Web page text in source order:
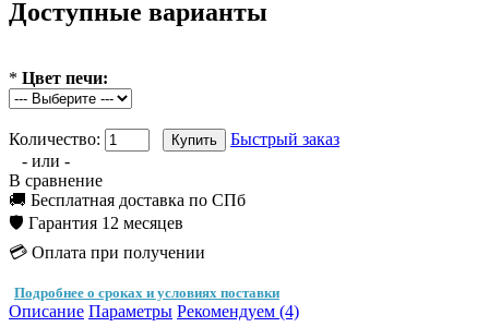
Доступные варианты
* Цвет печи:
Количество:
Быстрый заказ
- или -
В сравнение
🚚 Бесплатная доставка по СПб
🛡️ Гарантия 12 месяцев
💳 Оплата при получении
Подробнее о сроках и условиях поставки
Описание Параметры Рекомендуем (4)